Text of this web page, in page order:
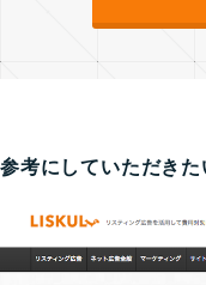
参考にしていただきた